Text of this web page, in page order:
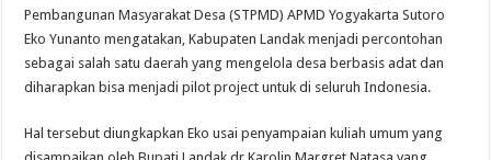
Pembangunan Masyarakat Desa (STPMD) APMD Yogyakarta Sutoro
Eko Yunanto mengatakan, Kabupaten Landak menjadi percontohan
sebagai salah satu daerah yang mengelola desa berbasis adat dan
diharapkan bisa menjadi pilot project untuk di seluruh Indonesia.
Hal tersebut diungkapkan Eko usai penyampaian kuliah umum yang